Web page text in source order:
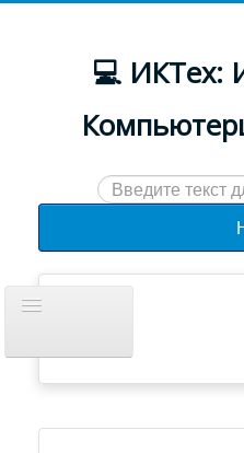
💻 ИКТех:
Искать...
навигацию